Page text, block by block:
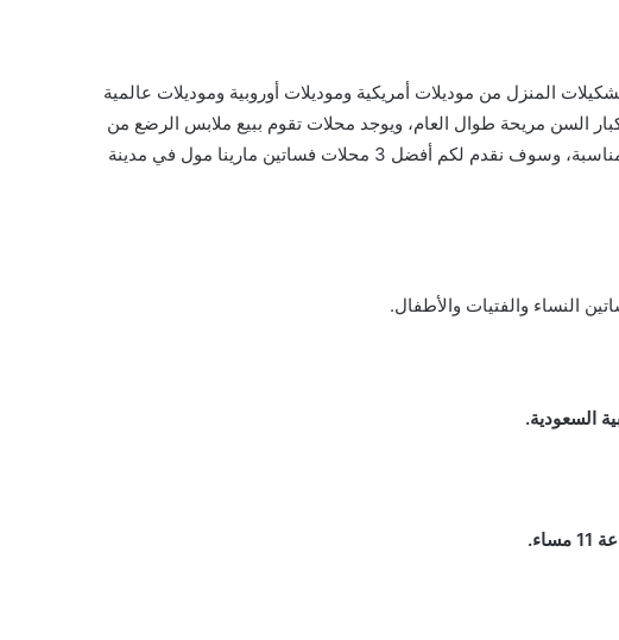
المنزل من موديلات أمريكية وموديلات أوروبية وموديلات عالمية
السن مريحة طوال العام، ويوجد محلات تقوم ببيع ملابس الرضع من
بجامات وملابس داخلية وملابس للخروج صغيرة وجوارب صغيرة الحجم وأحذية أيضا وحقائب من جميع المقاسات وبأسعار مناسبة، وسوف نقدم لكم أفضل 3 محلات فساتين مارينا مول في مدينة
النساء والفتيات والأطفال.